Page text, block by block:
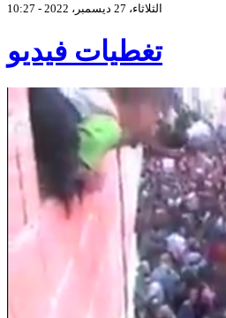
الثلاثاء، 27 ديسمبر، 2022 - 10:27
تغطيات فيديو